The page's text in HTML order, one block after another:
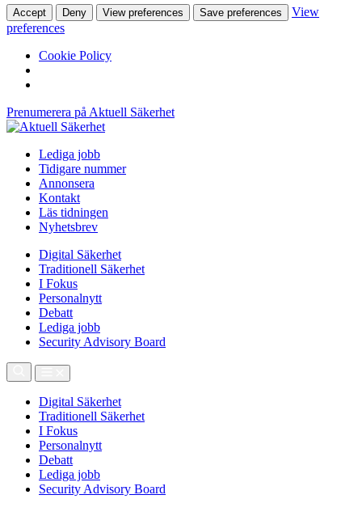
Accept Deny View preferences Save preferences
View
preferences
Cookie Policy
Prenumerera på Aktuell Säkerhet
Lediga jobb
Tidigare nummer
Annonsera
Kontakt
Läs tidningen
Nyhetsbrev
Digital Säkerhet
Traditionell Säkerhet
I Fokus
Personalnytt
Debatt
Lediga jobb
Security Advisory Board
Digital Säkerhet
Traditionell Säkerhet
I Fokus
Personalnytt
Debatt
Lediga jobb
Security Advisory Board